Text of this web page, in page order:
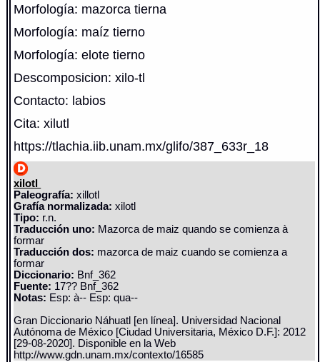
Morfología: mazorca tierna
Morfología: maíz tierno
Morfología: elote tierno
Descomposicion: xilo-tl
Contacto: labios
Cita: xilutl
https://tlachia.iib.unam.mx/glifo/387_633r_18
xilotl
Paleografía: xillotl
Grafía normalizada: xilotl
Tipo: r.n.
Traducción uno: Mazorca de maiz quando se comienza à
formar
Traducción dos: mazorca de maiz cuando se comienza a
formar
Diccionario: Bnf_362
Fuente: 17?? Bnf_362
Notas: Esp: à-- Esp: qua--
Gran Diccionario Náhuatl [en línea]. Universidad Nacional
Autónoma de México [Ciudad Universitaria, México D.F.]: 2012
[29-08-2020]. Disponible en la Web
http://www.gdn.unam.mx/contexto/16585